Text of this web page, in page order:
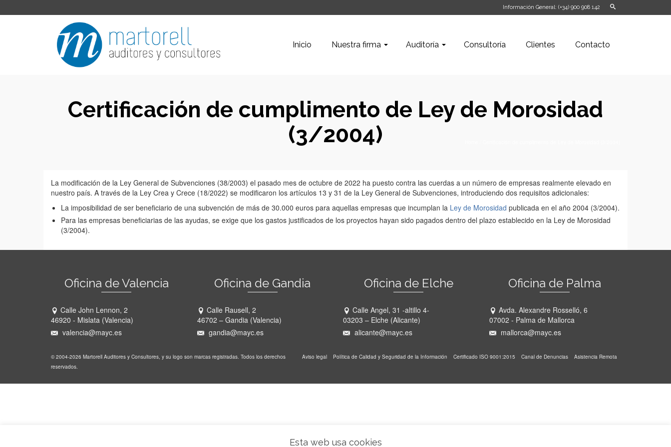
Información General: (+34) 900 908 142
Inicio Nuestra firma Auditoría Consultoría Clientes Contacto
Certificación de cumplimento de Ley de Morosidad
(3/2004)
La modificación de la Ley General de Subvenciones (38/2003) el pasado mes de octubre de 2022 ha puesto contra las cuerdas a un número de empresas realmente elevado en
nuestro país. A través de la Ley Crea y Crece (18/2022) se modificaron los artículos 13 y 31 de la Ley General de Subvenciones, introduciendo dos requisitos adicionales:
La imposibilidad de ser beneficiario de una subvención de más de 30.000 euros para aquellas empresas que incumplan la Ley de Morosidad publicada en el año 2004 (3/2004).
Para las empresas beneficiarias de las ayudas, se exige que los gastos justificados de los proyectos hayan sido pagados dentro del plazo establecido en la Ley de Morosidad
(3/2004).
Oficina de Valencia
Calle John Lennon, 2
46920 - Mislata (Valencia)
valencia@mayc.es
Oficina de Gandia
Calle Rausell, 2
46702 – Gandia (Valencia)
gandia@mayc.es
Oficina de Elche
Calle Angel, 31 -altillo 4-
03203 – Elche (Alicante)
alicante@mayc.es
Oficina de Palma
Avda. Alexandre Rosselló, 6
07002 - Palma de Mallorca
mallorca@mayc.es
Aviso legal Política de Calidad y Seguridad de la Información Certificado ISO 9001:2015 Canal de Denuncias Asistencia Remota
© 2004-2026 Martorell Auditores y Consultores, y su logo son marcas registradas. Todos los derechos
reservados.
Esta web usa cookies